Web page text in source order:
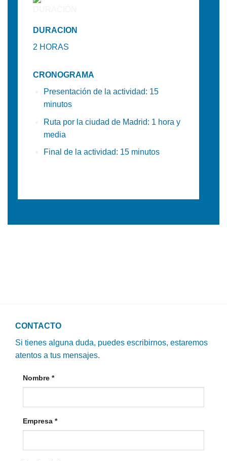
DURACION
2 HORAS
CRONOGRAMA
Presentación de la actividad: 15
minutos
Ruta por la ciudad de Madrid: 1 hora y
media
Final de la actividad: 15 minutos
CONTACTO
Si tienes alguna duda, puedes escribirnos, estaremos
atentos a tus mensajes.
Nombre *
Empresa *